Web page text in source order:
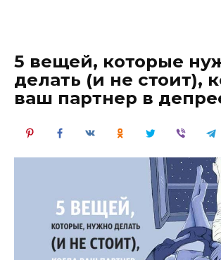
5 вещей, которые
делать (и не стоит),
ваш партнер в